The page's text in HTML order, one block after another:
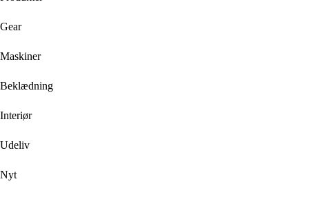
Gear
Maskiner
Beklædning
Interiør
Udeliv
Nyt